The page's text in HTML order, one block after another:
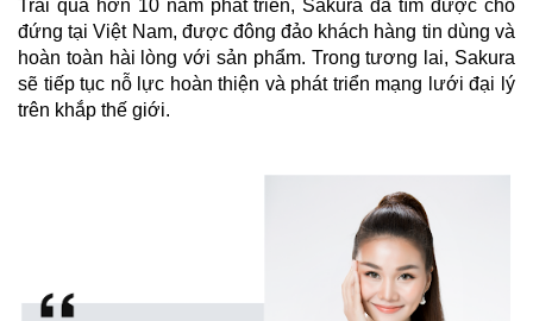
Trải qua hơn 10 năm phát triển, Sakura đã tìm được chỗ
đứng tại Việt Nam, được đông đảo khách hàng tin dùng và
hoàn toàn hài lòng với sản phẩm. Trong tương lai, Sakura
sẽ tiếp tục nỗ lực hoàn thiện và phát triển mạng lưới đại lý
trên khắp thế giới.